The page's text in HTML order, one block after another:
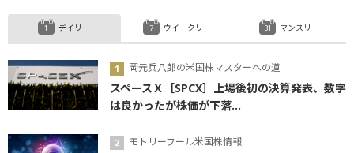
デイリー
岡元兵八郎の米国株マスターへの道
スペースＸ［SPCX］上場後初の決算発表、数字
は良かったが株価が下落...
モトリーフール米国株情報
ウイークリー マンスリー